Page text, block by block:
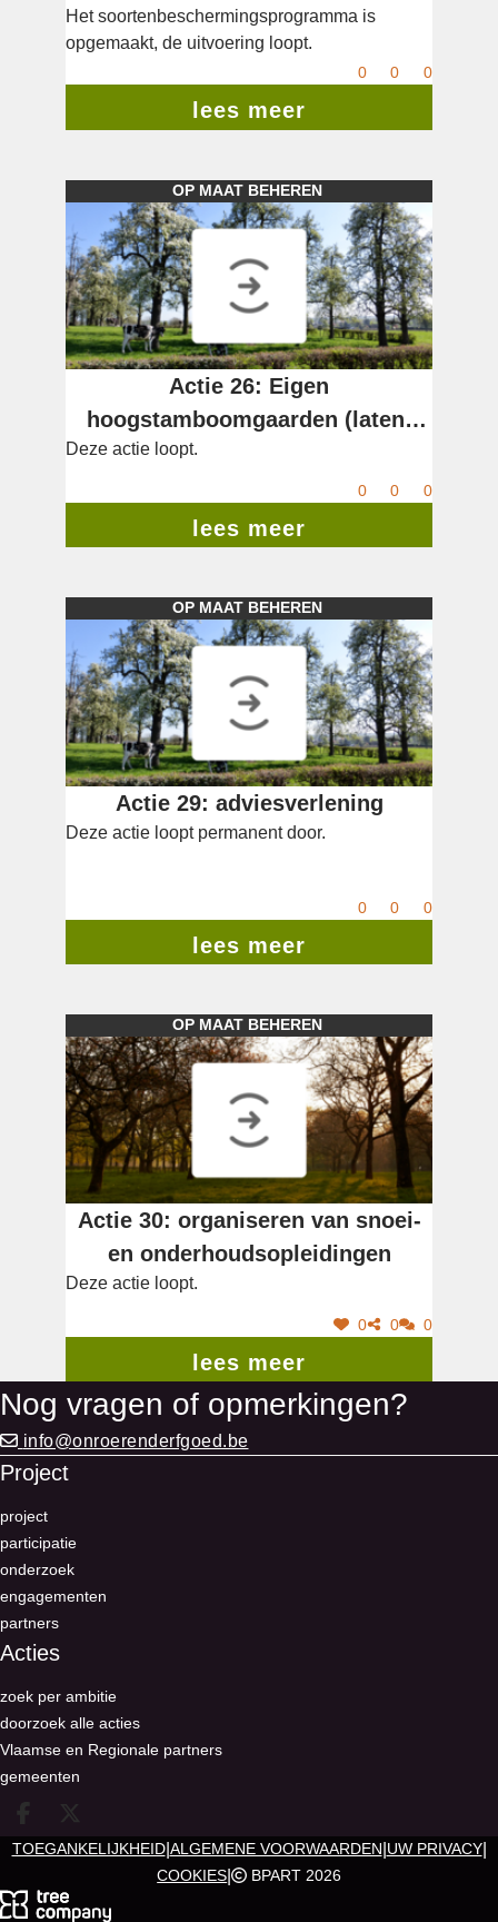
Vliegend Hert
Het soortenbeschermingsprogramma is
opgemaakt, de uitvoering loopt.
0 0 0
lees meer
OP MAAT BEHEREN
Actie 26: Eigen
hoogstamboomgaarden (laten)
herstellen en beheren
Deze actie loopt.
0 0 0
lees meer
OP MAAT BEHEREN
Actie 29: adviesverlening
Deze actie loopt permanent door.
0 0 0
lees meer
OP MAAT BEHEREN
Actie 30: organiseren van snoei-
en onderhoudsopleidingen
Deze actie loopt.
0 0 0
lees meer
Nog vragen of opmerkingen?
info@onroerenderfgoed.be
Project
project
participatie
onderzoek
engagementen
partners
Acties
zoek per ambitie
doorzoek alle acties
Vlaamse en Regionale partners
gemeenten
Deel op facebook
Deel op X
TOEGANKELIJKHEID| ALGEMENE VOORWAARDEN UW PRIVACY|
COOKIES | BPART 2026